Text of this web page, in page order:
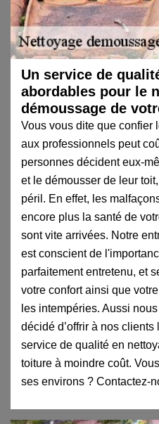
Un service de
abordables pour le
démoussage de
Vous vous dite que confier
aux professionnels peut
personnes décident eux-
et le démousser de leur
péril. En effet, les
encore plus la santé de
sont vite arrivées. Notre
est conscient de
parfaitement entretenu, et
votre confort ainsi que
les intempéries. Aussi
décidé d’offrir à nos clients
service de qualité en
toiture à moindre coût.
ses environs ? Contactez-